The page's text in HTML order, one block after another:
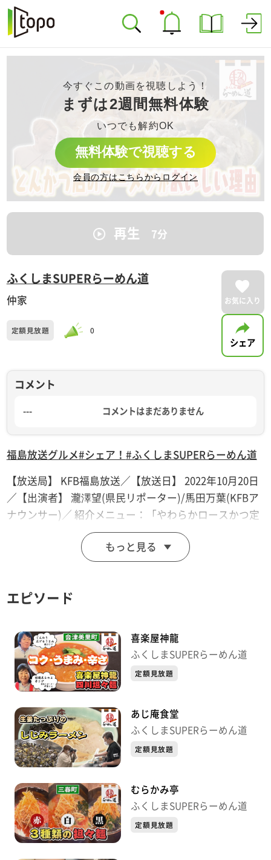
今すぐこの動画を視聴しよう！
まずは2週間無料体験
いつでも解約OK
無料体験で視聴する
会員の方はこちらからログイン
再生 7分
ふくしまSUPERらーめん道
仲家
定額見放題 0
お気に入り
シェア
コメント
--- コメントはまだありません
福島放送グルメ#シェア！ #ふくしまSUPERらーめん道
【放送局】 KFB福島放送／【放送日】 2022年10月20日
／【出演者】 瀧澤望(県民リポーター)/馬田万葉(KFBア
ナウンサー)／ 紹介メニュー：「やわらかロースかつ定
食」１，３００円・「梅しおらーめん」９００円・「ネ
ギ味噌ラーメン」９００円 ※メニューや価格等は撮影
もっと見る
エピソード
喜楽屋神龍
ふくしまSUPERらーめん道
定額見放題
あじ庵食堂
ふくしまSUPERらーめん道
定額見放題
むらかみ亭
ふくしまSUPERらーめん道
定額見放題